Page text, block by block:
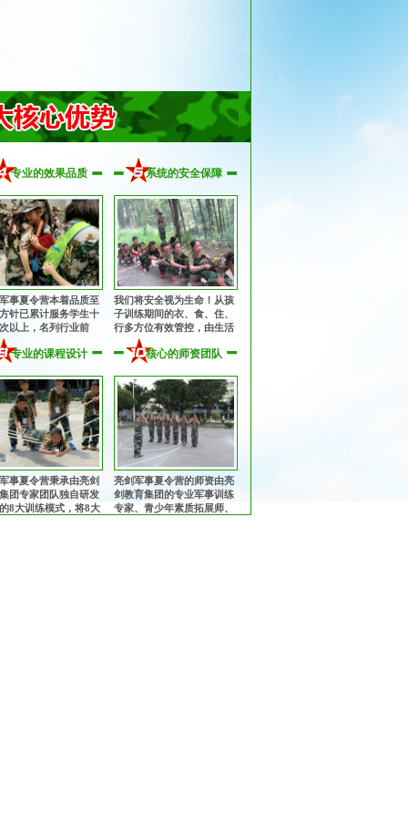
专业的效果品质
事夏令营本着品质至
针已累计服务学生十
以上，名列行业前
得家长与学生的充分
赞誉，让全国的孩子
令营！
系统的安全保障
我们将安全视为生命！从孩
子训练期间的衣、食、住、
行多方位有效管控，由生活
老师24小时监护，并在入营
前为每一位孩子购买保险。
专业的课程设计
事夏令营秉承由亮剑
团专家团队独自研发
8大训练模式，将8大
核心的师资团队
亮剑军事夏令营的师资由亮
剑教育集团的专业军事训练
专家、青少年素质拓展师、